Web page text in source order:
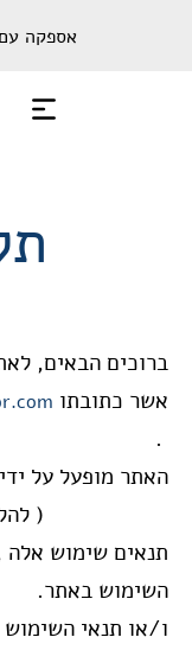
אספקה עם
אשר כתובתו
.
( להלן :
תנאים שימוש אלה
השימוש
ו/או תנאי